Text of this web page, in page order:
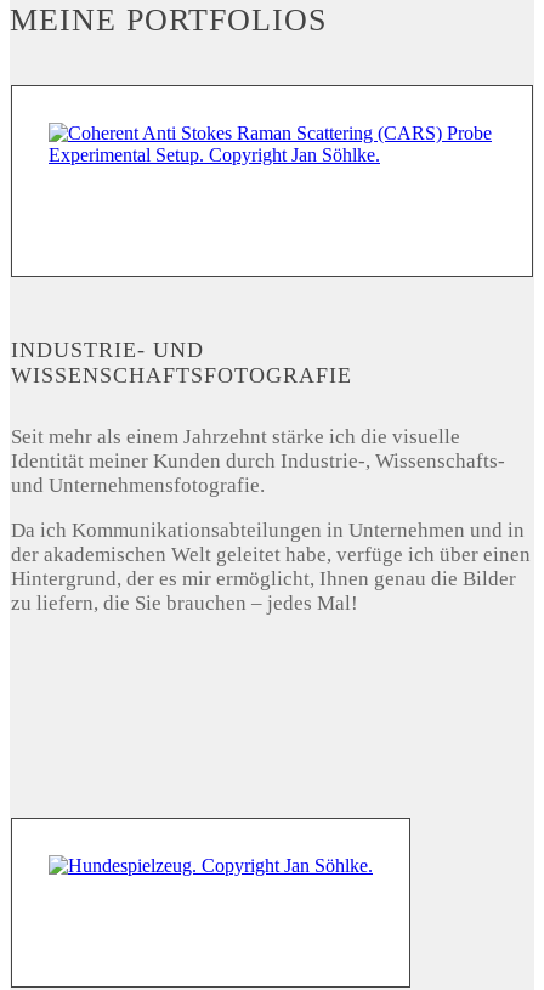
MEINE PORTFOLIOS
INDUSTRIE- UND
WISSENSCHAFTSFOTOGRAFIE
Seit mehr als einem Jahrzehnt stärke ich die visuelle
Identität meiner Kunden durch Industrie-, Wissenschafts-
und Unternehmensfotografie.
Da ich Kommunikationsabteilungen in Unternehmen und in
der akademischen Welt geleitet habe, verfüge ich über einen
Hintergrund, der es mir ermöglicht, Ihnen genau die Bilder
zu liefern, die Sie brauchen – jedes Mal!